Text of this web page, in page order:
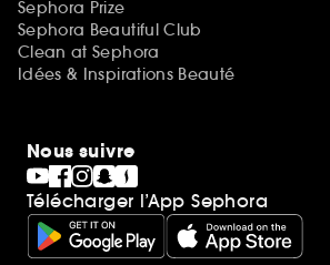
Sephora Prize
Sephora Beautiful Club
Clean at Sephora
Idées & Inspirations Beauté
Nous suivre
Télécharger l’App Sephora